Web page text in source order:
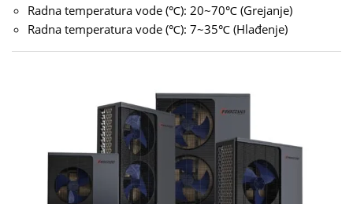
Radna temperatura vode (℃): 20~70℃ (Grejanje)
Radna temperatura vode (℃): 7~35℃ (Hlađenje)